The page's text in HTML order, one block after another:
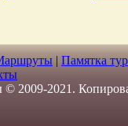
| Памятка
© 2009-2021.